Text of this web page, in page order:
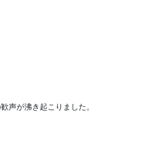
声が沸き起こりました。